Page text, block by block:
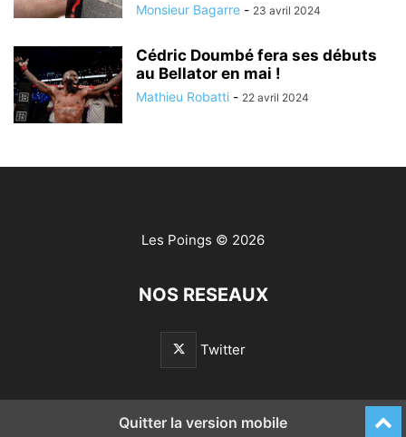
Monsieur Bagarre - 23 avril 2024
Cédric Doumbé fera ses débuts
au Bellator en mai !
Mathieu Robatti - 22 avril 2024
Les Poings © 2026
NOS RESEAUX
Twitter
Quitter la version mobile